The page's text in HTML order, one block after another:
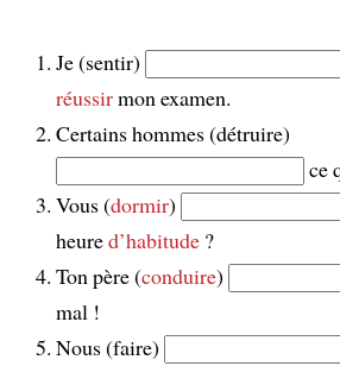
Je (sentir)
réussirmon examen.
Certains hommes (détruire)
ce
Vous (dormir)
heured’habitude?
Ton père (conduire)
mal !
Nous (faire)